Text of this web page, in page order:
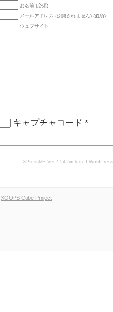
お名前 (必須)
メールアドレス (公開されません) (必須)
ウェブサイト
キャプチャコード *
XPressME Ver.2.54 (included
XOOPS Cube Project